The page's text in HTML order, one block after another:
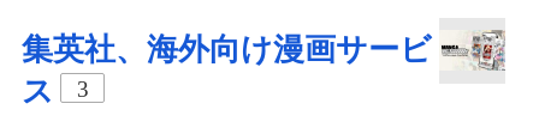
集英社、海外向け漫画サービ
ス
3